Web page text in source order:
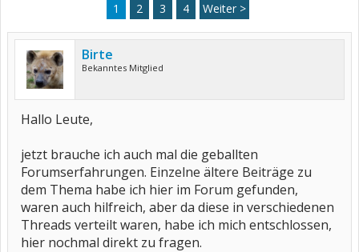
1 2 3 4 Weiter >
Birte
Bekanntes Mitglied
Hallo Leute,
jetzt brauche ich auch mal die geballten
Forumserfahrungen. Einzelne ältere Beiträge zu
dem Thema habe ich hier im Forum gefunden,
waren auch hilfreich, aber da diese in verschiedenen
Threads verteilt waren, habe ich mich entschlossen,
hier nochmal direkt zu fragen.